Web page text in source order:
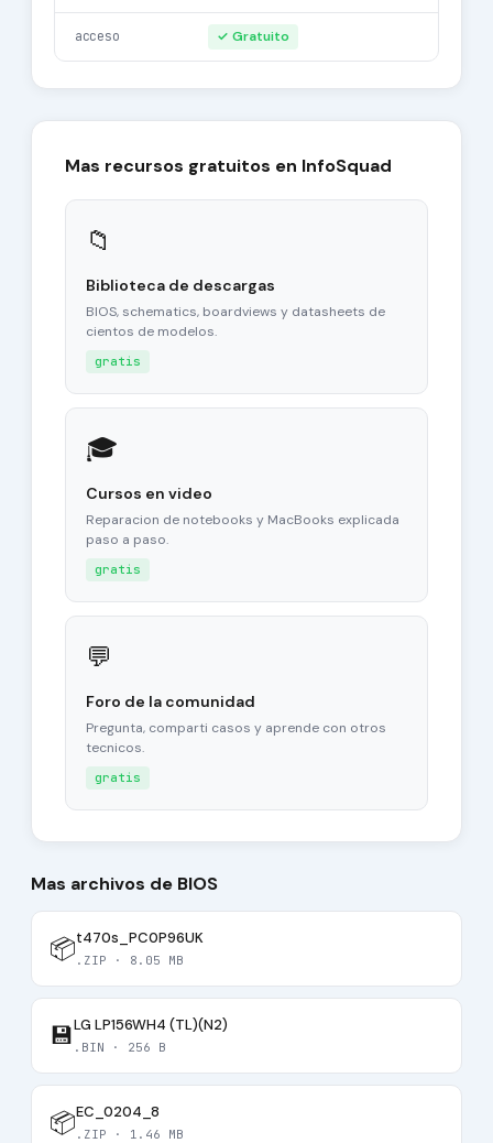
acceso ✓ Gratuito
Mas recursos gratuitos en InfoSquad
📁
Biblioteca de descargas
BIOS, schematics, boardviews y datasheets de
cientos de modelos.
gratis
🎓
Cursos en video
Reparacion de notebooks y MacBooks explicada
paso a paso.
gratis
💬
Foro de la comunidad
Pregunta, comparti casos y aprende con otros
tecnicos.
gratis
Mas archivos de BIOS
📦t470s_PC0P96UK
.ZIP · 8.05 MB
💾LG LP156WH4 (TL)(N2)
.BIN · 256 B
📦EC_0204_8
.ZIP · 1.46 MB